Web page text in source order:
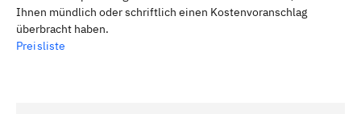
Ihnen mündlich oder schriftlich einen Kostenvoranschlag
überbracht haben.
Preisliste